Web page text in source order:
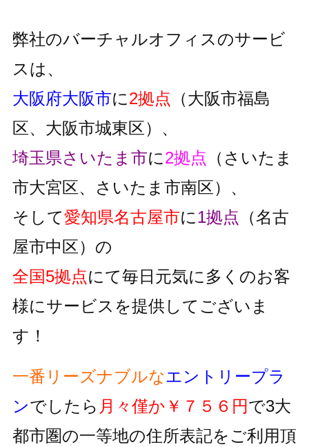
弊社のバーチャルオフィスのサービ
スは、
大阪府大阪市に2拠点 （大阪市福島
区、大阪市城東区）、
埼玉県さいたま市に2拠点 （さいたま
市大宮区、さいたま市南区）、
そして愛知県名古屋市に1拠点 （名古
屋市中区）の
全国5拠点にて毎日元気に多くのお客
様にサービスを提供してございま
す！
一番リーズナブルなエントリープラ
ンでしたら 月々僅か￥７５６円で3大
都市圏の一等地の住所表記をご利用頂